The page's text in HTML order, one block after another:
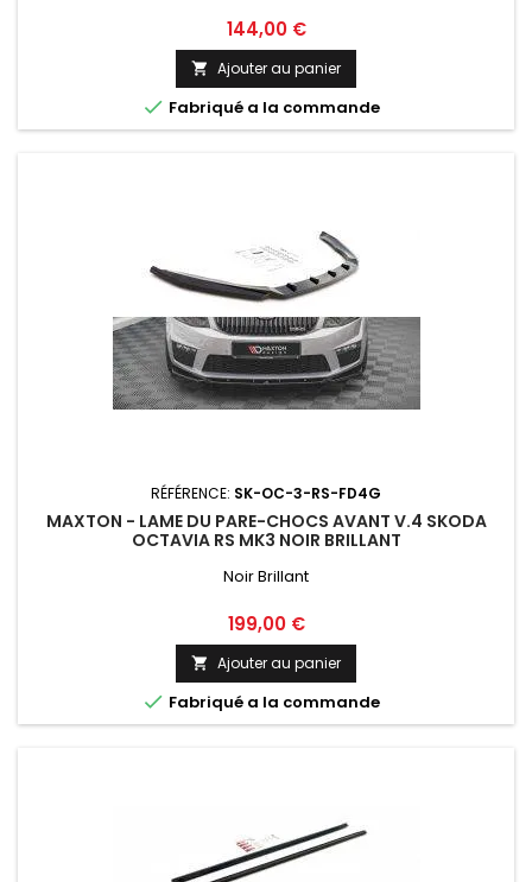
Prix
144,00 €
 Ajouter au panier
 Fabriqué a la commande
RÉFÉRENCE: SK-OC-3-RS-FD4G
MAXTON - LAME DU PARE-CHOCS AVANT V.4 SKODA
OCTAVIA RS MK3 NOIR BRILLANT
Noir Brillant
Prix
199,00 €
 Ajouter au panier
 Fabriqué a la commande